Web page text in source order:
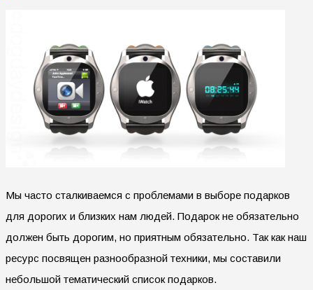
Мы часто сталкиваемся с проблемами в выборе подарков
для дорогих и близких нам людей. Подарок не обязательно
должен быть дорогим, но приятным обязательно. Так как наш
ресурс посвящен разнообразной техники, мы составили
небольшой тематический список подарков.